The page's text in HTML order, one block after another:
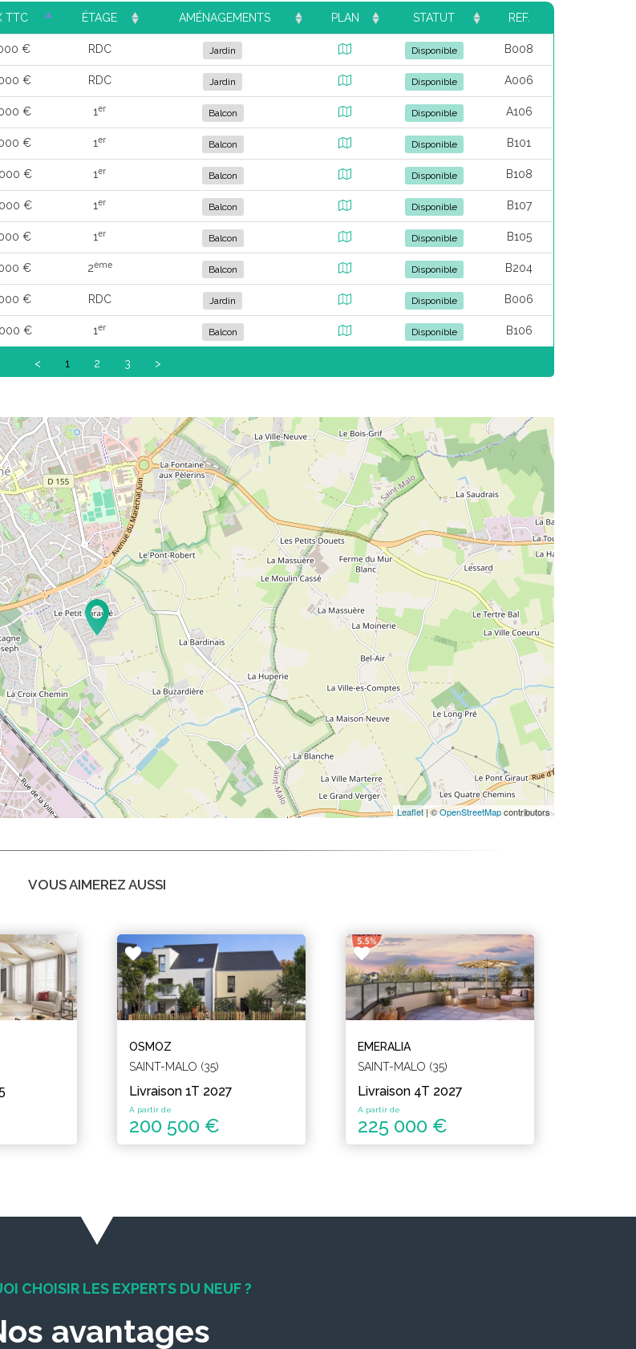
TTC ÉTAGE AMÉNAGEMENTS PLAN STATUT REF.
€ RDC Jardin Disponible B008
€ RDC Jardin Disponible A006
€ 1er Balcon Disponible A106
€ 1er Balcon Disponible B101
€ 1er Balcon Disponible B108
€ 1er Balcon Disponible B107
€ 1er Balcon Disponible B105
€ 2ème Balcon Disponible B204
€ RDC Jardin Disponible B006
€ 1er Balcon Disponible B106
< 1 2 3 >
Leaflet| ©OpenStreetMapcontributors
VOUS AIMEREZ AUSSI
OSMOZ
SAINT-MALO (35)
Livraison 1T 2027
A partir de
200 500 €
EMERALIA
SAINT-MALO (35)
Livraison 4T 2027
A partir de
225 000 €
CHOISIR LES EXPERTS DU NEUF ?
avantages